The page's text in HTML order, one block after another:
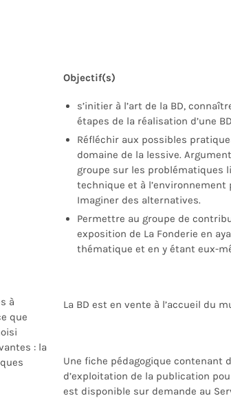
à
que
: la
Objectif(s)
s’initierà l’art de la BD,
étapes de la réalisation d’une
Réfléchir aux possibles
domaine de la lessive.
groupe sur les problématiques
technique et à l’environnement
Imaginer des alternatives.
Permettre au groupe de
exposition de La Fonderie en
thématique et en y étant eux-
La BD est en vente à l’accueil du
Une fiche pédagogique contenant
d’exploitation de la publication
est disponible sur demande au